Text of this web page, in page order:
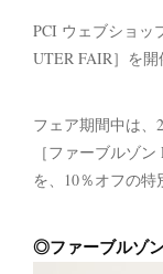
PCI ウェブショッ
UTER FAIR］を開
フェア期間中は、
［ファーブルゾ
を、10％オフの特
◎ファーブルゾ